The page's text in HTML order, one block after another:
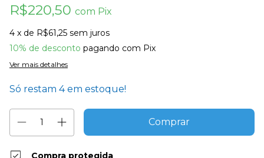
R$220,50 com Pix
4 x de R$61,25 sem juros
10% de desconto pagando com Pix
Ver mais detalhes
Só restam 4em estoque!
Compra protegida